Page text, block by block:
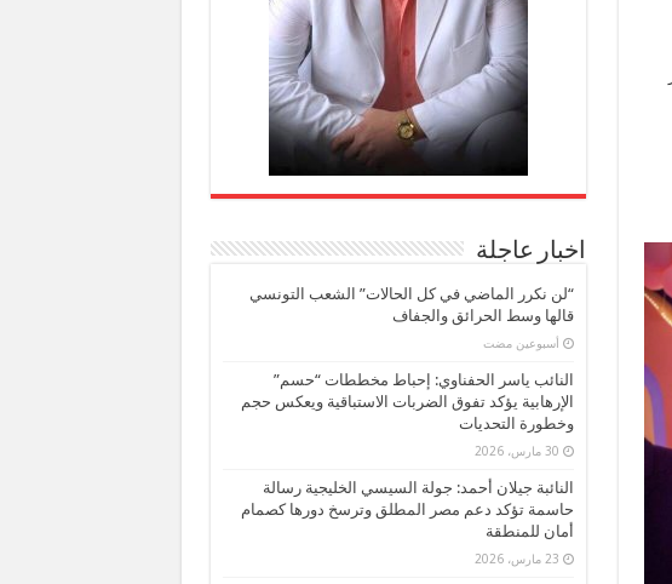
اخبار عاجلة
“لن نكرر الماضي في كل الحالات” الشعب التونسي
قالها وسط الحرائق والجفاف
‏أسبوعين مضت
النائب ياسر الحفناوي: إحباط مخططات “حسم”
الإرهابية يؤكد تفوق الضربات الاستباقية ويعكس حجم
وخطورة التحديات
30 مارس، 2026
النائبة جيلان أحمد: جولة السيسي الخليجية رسالة
حاسمة تؤكد دعم مصر المطلق وترسخ دورها كصمام
أمان للمنطقة
23 مارس، 2026